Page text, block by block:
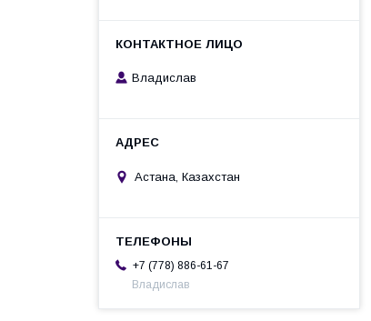
Владислав
Астана, Казахстан
+7 (778) 886-61-67
Владислав